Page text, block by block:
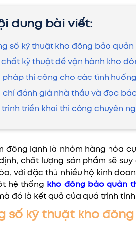
dung bài viết:
số kỹ thuật kho đông bảo
chất kỹ thuật để vận hành kho
pháp thi công cho các tình
chí đánh giá nhà thầu và đọc
trình triển khai thi công chuyên
đông lạnh là nhóm hàng hóa
chất lượng sản phẩm sẽ
với đặc thù nhiều hộ kinh
hệ thống
kho đông bảo quản
đó là kết quả của quá trình
số kỹ thuật kho